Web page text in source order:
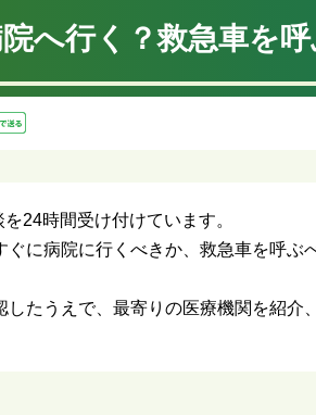
へ行く？救急車を
24時間受け付けています。
に病院に行くべきか、救急車を呼ぶ
たうえで、最寄りの医療機関を紹介